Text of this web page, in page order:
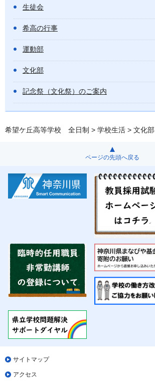
生徒会
希高の行事
運動部
文化部
記念祭（文化祭）のご案内
希望ケ丘高等学校 全日制 > 学校生活 > 文化部
ページの先頭へ戻る
サイトマップ
アクセス